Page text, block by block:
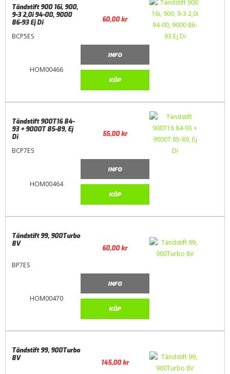
HOM00466
Tändstift 900 16i, 900,
9-3 2,0i 94-00, 9000
86-93 Ej Di
BCP5ES
60,00kr
INFO
KÖP
HOM00464
Tändstift 900T16 84-
93 + 9000T 85-89, Ej
Di
BCP7ES
55,00kr
INFO
KÖP
HOM00470
Tändstift 99, 900Turbo
8V
BP7ES
60,00kr
INFO
KÖP
Tändstift 99, 900Turbo
8V
145,00kr